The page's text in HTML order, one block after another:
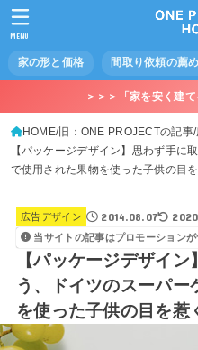
家の形と価格 間取り依頼の薦め
MENU
＞＞＞「家を安く建
HOME 旧：ONE PROJECTの記事
【パッケージデザイン】思わず手に
で使用された果物を使った子供の目
広告デザイン 2014.08.07
当サイトの記事はプロモーションが
【パッケージデザイ
う、ドイツのスーパ
を使った子供の目を惹